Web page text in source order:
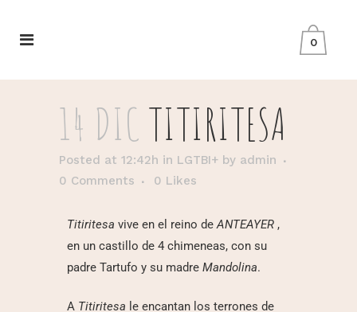
0
14 DICTITIRITESA
Posted at 12:42h in LGTBI+ by admin
0 Comments
0 Likes
Titiritesa vive en el reino deANTEAYER ,
en un castillo de 4 chimeneas, con su
padre Tartufo y su madre Mandolina.
A Titiritesa le encantan los terrones de